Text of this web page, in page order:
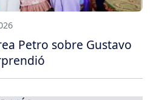
Petro sobre Gustavo